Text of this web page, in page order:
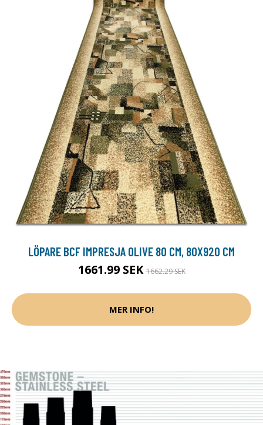
LÖPARE BCF IMPRESJA OLIVE 80 CM, 80X920 CM
1661.99 SEK1662.29 SEK
MER INFO!